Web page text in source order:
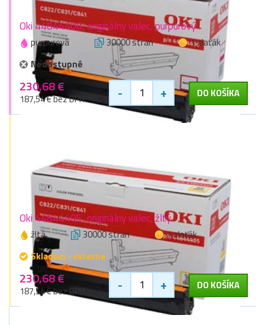
Oki 44844406, originálny valec, purpurový
purpurová 30000 stran
1 zlaťák
Nedostupné
230,68 €
187,54 € bez DPH - + DO KOŠÍKA
Oki 44844405, originálny valec, žltý
žltá 30000 stran
1 zlaťák
Skladom - externe
230,68 €
187,54 € bez DPH - + DO KOŠÍKA